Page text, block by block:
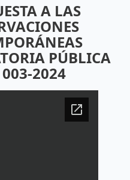
A LAS
PÚBLICA
2024